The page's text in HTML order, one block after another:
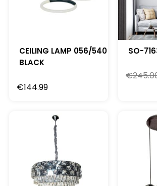
CEILING LAMP 056/540
BLACK
€144.99
SO-
€